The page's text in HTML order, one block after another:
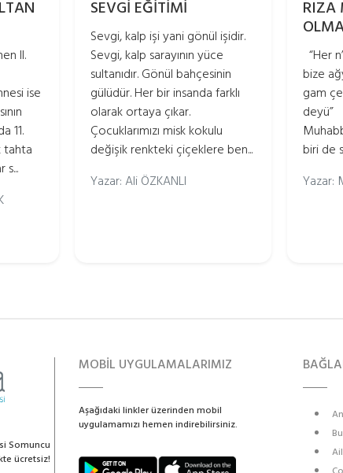
II.
ise
11.
tahta
s...
SEVGİ EĞİTİMİ
Sevgi, kalp işi yani gönül işidir.
Sevgi, kalp sarayının yüce
sultanıdır. Gönül bahçesinin
gülüdür. Her bir insanda farklı
olarak ortaya çıkar.
Çocuklarımızı misk kokulu
değişik renkteki çiçeklere ben...
Yazar: Ali ÖZKANLI
RIZA
“Her
bize
gam
deyü”
biri de
Yazar:
Somuncu
ücretsiz!
MOBİL UYGULAMALARIMIZ
Aşağıdaki linkler üzerinden mobil
uygulamamızı hemen indirebilirsiniz.